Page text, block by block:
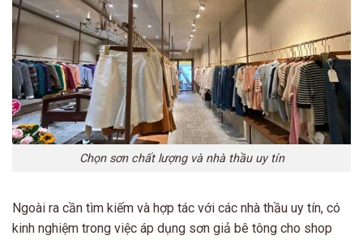
Chọn sơn chất lượng và nhà thầu uy tín
Ngoài ra cần tìm kiếm và hợp tác với các nhà thầu uy tín, có
kinh nghiệm trong việc áp dụng sơn giả bê tông cho shop